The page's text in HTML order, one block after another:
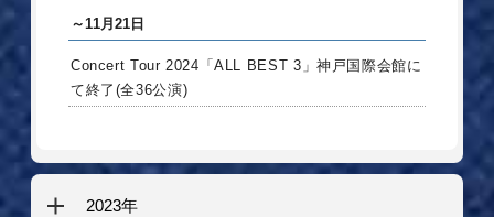
～11月21日
Concert Tour 2024「ALL BEST 3」神戸国際会館に
て終了(全36公演)
2023年